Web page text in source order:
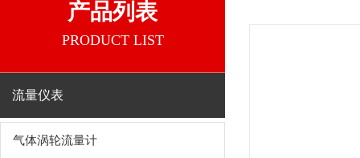
产品列表
PRODUCT LIST
流量仪表
气体涡轮流量计